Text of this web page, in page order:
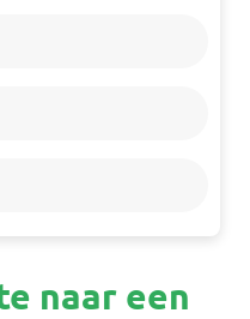
naar een